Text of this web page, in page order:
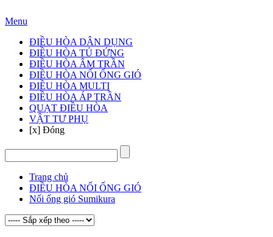
Menu
ĐIỀU HÒA DÂN DỤNG
ĐIỀU HÒA TỦ ĐỨNG
ĐIỀU HÒA ÂM TRẦN
ĐIỀU HÒA NỐI ỐNG GIÓ
ĐIỀU HÒA MULTI
ĐIỀU HÒA ÁP TRẦN
QUẠT ĐIỀU HÒA
VẬT TƯ PHỤ
[x] Đóng
Trang chủ
ĐIỀU HÒA NỐI ỐNG GIÓ
Nối ống gió Sumikura